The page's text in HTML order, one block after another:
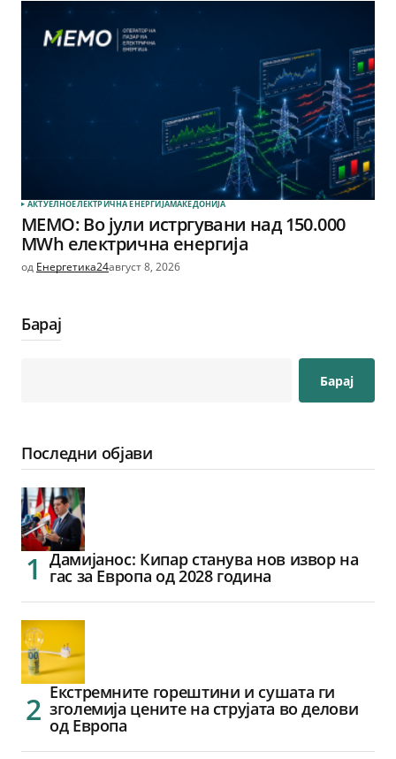
АКТУЕЛНОЕЛЕКТРИЧНА ЕНЕРГИЈАМАКЕДОНИЈА
МЕМО: Во јули истргувани над 150.000
MWh електрична енергија
од Енергетика24август 8, 2026
Барај
Барај
Последни објави
Дамијанос: Кипар станува нов извор на
гас за Европа од 2028 година
Екстремните горештини и сушата ги
зголемија цените на струјата во делови
од Европа